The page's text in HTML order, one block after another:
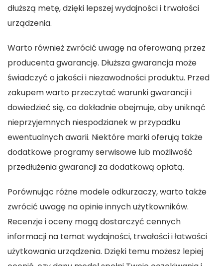
dłuższą metę, dzięki lepszej wydajności i trwałości
urządzenia.
Warto również zwrócić uwagę na oferowaną przez
producenta gwarancję. Dłuższa gwarancja może
świadczyć o jakości i niezawodności produktu. Przed
zakupem warto przeczytać warunki gwarancji i
dowiedzieć się, co dokładnie obejmuje, aby uniknąć
nieprzyjemnych niespodzianek w przypadku
ewentualnych awarii. Niektóre marki oferują także
dodatkowe programy serwisowe lub możliwość
przedłużenia gwarancji za dodatkową opłatą.
Porównując różne modele odkurzaczy, warto także
zwrócić uwagę na opinie innych użytkowników.
Recenzje i oceny mogą dostarczyć cennych
informacji na temat wydajności, trwałości i łatwości
użytkowania urządzenia. Dzięki temu możesz lepiej